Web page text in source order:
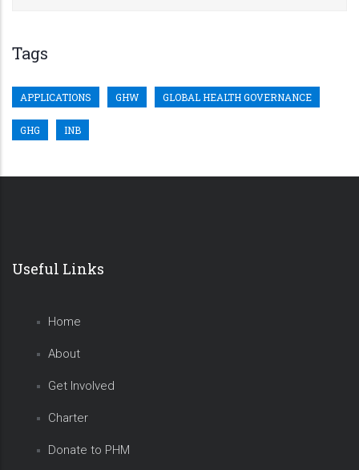
Tags
APPLICATIONS GHW GLOBAL HEALTH GOVERNANCE
GHG INB
Useful Links
Home
About
Get Involved
Charter
Donate to PHM